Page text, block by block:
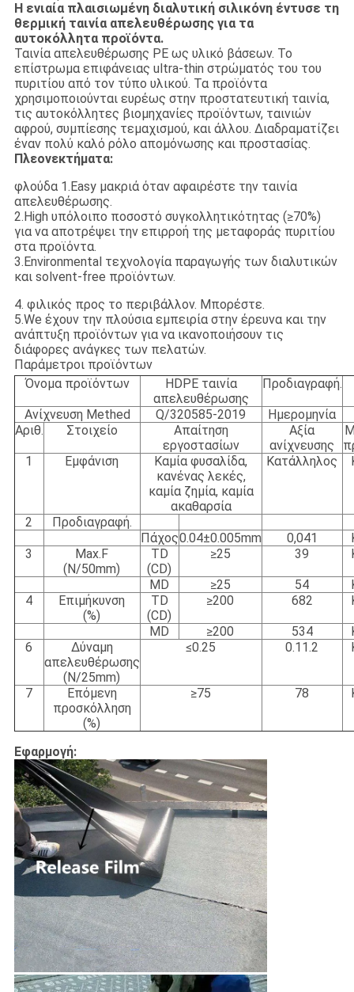
Η ενιαία πλαισιωμένη διαλυτική σιλικόνη έντυσε τη
θερμική ταινία απελευθέρωσης για τα
αυτοκόλλητα προϊόντα.
Ταινία απελευθέρωσης PE ως υλικό βάσεων. Το
επίστρωμα επιφάνειας ultra-thin στρώματός του του
πυριτίου από τον τύπο υλικού. Τα προϊόντα
χρησιμοποιούνται ευρέως στην προστατευτική ταινία,
τις αυτοκόλλητες βιομηχανίες προϊόντων, ταινιών
αφρού, συμπίεσης τεμαχισμού, και άλλου. Διαδραματίζει
έναν πολύ καλό ρόλο απομόνωσης και προστασίας.
Πλεονεκτήματα:
φλούδα 1.Easy μακριά όταν αφαιρέστε την ταινία
απελευθέρωσης.
2.High υπόλοιπο ποσοστό συγκολλητικότητας (≥70%)
για να αποτρέψει την επιρροή της μεταφοράς πυριτίου
στα προϊόντα.
3.Environmental τεχνολογία παραγωγής των διαλυτικών
και solvent-free προϊόντων.
4. φιλικός προς το περιβάλλον. Μπορέστε.
5.We έχουν την πλούσια εμπειρία στην έρευνα και την
ανάπτυξη προϊόντων για να ικανοποιήσουν τις
διάφορες ανάγκες των πελατών.
Παράμετροι προϊόντων
Όνομα προϊόντων
HDPE ταινία
απελευθέρωσης
Προδιαγραφή.
Ανίχνευση Methed Q/320585-2019
Ημερομηνία
Αριθ.
Στοιχείο
Απαίτηση
εργοστασίων
Αξία
ανίχνευσης
1
Εμφάνιση
Καμία φυσαλίδα,
κανένας λεκές,
καμία ζημία, καμία
ακαθαρσία
Κατάλληλος
2
Προδιαγραφή.
Πάχος0.04±0.005mm 0,041
3
Max.F
(N/50mm)
TD
(CD)
≥25 39
MD ≥25 54
4
Επιμήκυνση
(%)
TD
(CD)
≥200 682
MD ≥200 534
6
Δύναμη
απελευθέρωσης
(N/25mm)
≤0.25 0.11.2
7
Επόμενη
προσκόλληση
(%)
≥75 78
Εφαρμογή: